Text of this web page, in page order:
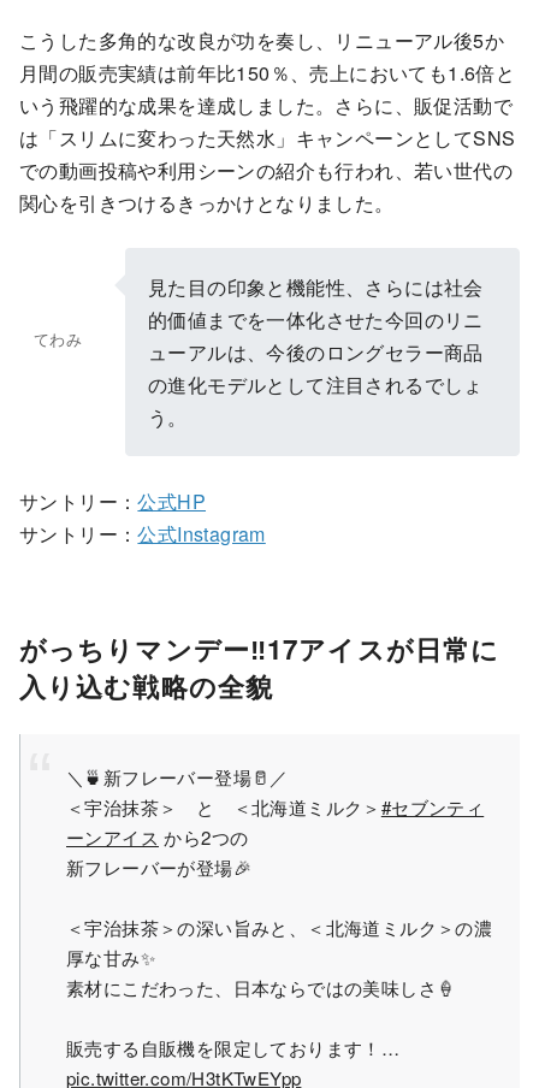
こうした多角的な改良が功を奏し、リニューアル後5か
月間の販売実績は前年比150％、売上においても1.6倍と
いう飛躍的な成果を達成しました。さらに、販促活動で
は「スリムに変わった天然水」キャンペーンとしてSNS
での動画投稿や利用シーンの紹介も行われ、若い世代の
関心を引きつけるきっかけとなりました。
てわみ
見た目の印象と機能性、さらには社会
的価値までを一体化させた今回のリニ
ューアルは、今後のロングセラー商品
の進化モデルとして注目されるでしょ
う。
サントリー：公式HP
サントリー：公式Instagram
がっちりマンデー‼17アイスが日常に
入り込む戦略の全貌
＼🍵新フレーバー登場🥛／
＜宇治抹茶＞ と ＜北海道ミルク＞ #セブンティ
ーンアイス から2つの
新フレーバーが登場🎉
＜宇治抹茶＞の深い旨みと、＜北海道ミルク＞の濃
厚な甘み✨
素材にこだわった、日本ならではの美味しさ🍦
販売する自販機を限定しております！…
pic.twitter.com/H3tKTwEYpp